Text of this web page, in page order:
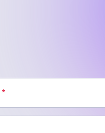
*